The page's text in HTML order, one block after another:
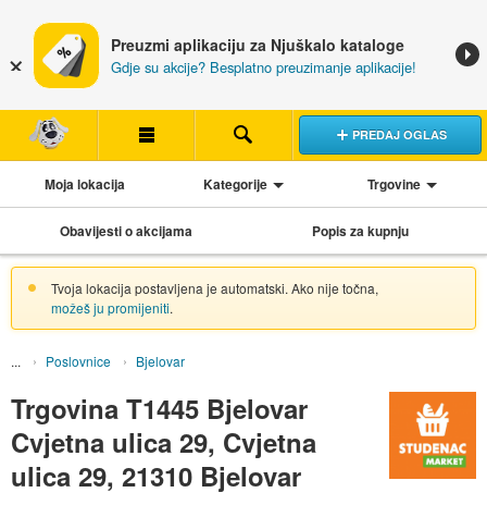
Preuzmi aplikaciju za Njuškalo kataloge
Gdje su akcije? Besplatno preuzimanje aplikacije!
PREDAJ OGLAS
Moja lokacija Kategorije Trgovine
Obavijesti o akcijama Popis za kupnju
Tvoja lokacija postavljena je automatski. Ako nije točna,
možeš ju promijeniti.
Poslovnice Bjelovar
Trgovina T1445 Bjelovar
Cvjetna ulica 29, Cvjetna
ulica 29, 21310 Bjelovar